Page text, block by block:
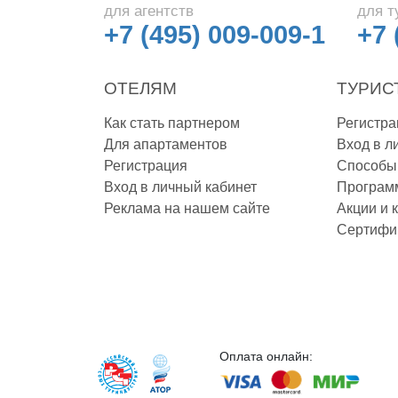
Зеленоградск
Иваново
Ивановская обл.
Избербаш
Иркутск
Кабардино-Балкария
Казань
Калининград
Калуга
Кемерово
Кимры
Кисловодск
для агентств
+7 (495) 009-009-1
для
+7
ОТЕЛЯМ
Как стать партнером
Для апартаментов
Регистрация
Вход в личный кабинет
Реклама на нашем сайте
Вход в
Акции и
Оплата онлайн: